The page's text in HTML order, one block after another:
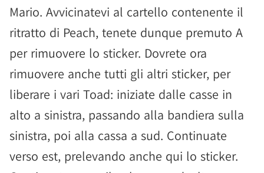
Mario. Avvicinatevi al cartello contenente il
ritratto di Peach, tenete dunque premuto A
per rimuovere lo sticker. Dovrete ora
rimuovere anche tutti gli altri sticker, per
liberare i vari Toad: iniziate dalle casse in
alto a sinistra, passando alla bandiera sulla
sinistra, poi alla cassa a sud. Continuate
verso est, prelevando anche qui lo sticker.